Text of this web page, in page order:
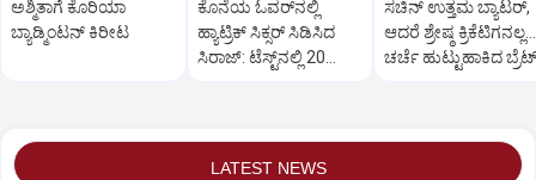
ಅಶ್ಮಿತಾಗೆ ಕೊರಿಯಾ
ಬ್ಯಾಡ್ಮಿಂಟನ್‌ ಕಿರೀಟ
ಕೊನೆಯ ಓವರ್‌ನಲ್ಲಿ
ಹ್ಯಾಟ್ರಿಕ್ ಸಿಕ್ಸರ್‌ ಸಿಡಿಸಿದ
ಸಿರಾಜ್:‌ ಟೆಸ್ಟ್‌ನಲ್ಲಿ 20
ಸಚಿನ್‌ ಉತ್ತಮ ಬ್ಯಾಟರ್‌,
ಆದರೆ ಶ್ರೇಷ್ಠ
ಚರ್ಚೆ ಹುಟ್ಟುಹಾಕಿದ ಬ್ರೆಟ್‌
LATEST NEWS